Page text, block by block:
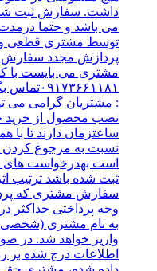
می باشد و حتما
توسط مشتری قطعی
مشتری می بایست با
: مشتریان گرامی می
ساعتزمان دارند تا
نسبت به مرجوع کردن
است بهدرخواست
ثبت شده باشد ترتیب
سفارش مشتری که
به نام مشتری (شخصی
واریز خواهد شد. در
اطلاعات درج شده بر